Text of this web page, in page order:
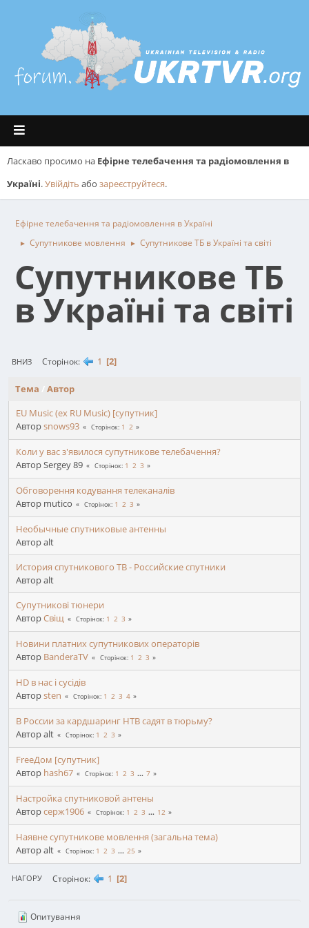
Ласкаво просимо на Ефірне телебачення та радіомовлення в
Україні.Увійдіть або зареєструйтеся.
Ефірне телебачення та радіомовлення в Україні
► Супутникове мовлення ► Супутникове ТБ в Україні та світі
Супутникове ТБ
в Україні та світі
ВНИЗ Сторінок 1 2
Тема
Автор
EU Music (ex RU Music) [супутник]
Авторsnows93 Сторінок 1 2
Коли у вас з'явилося супутникове телебачення?
Автор Sergey 89
Сторінок 1 2 3
Обговорення кодування телеканалів
Автор mutico
Сторінок 1 2 3
Необычные спутниковые антенны
Автор alt
История спутникового ТВ - Российские спутники
Автор alt
Супутникові тюнери
АвторСвіщ Сторінок 1 2 3
Новини платних супутникових операторів
Автор BanderaTV Сторінок 1 2 3
HD в нас і сусідів
Авторsten Сторінок 1 2 3 4
В России за кардшаринг НТВ садят в тюрьму?
Автор alt
Сторінок 1 2 3
FreeДом [супутник]
Автор hash67 Сторінок 1 2 3 ... 7
Настройка спутниковой антены
Авторсерж1906 Сторінок 1 2 3 ... 12
Наявне супутникове мовлення (загальна тема)
Автор alt
Сторінок 1 2 3 ... 25
НАГОРУ Сторінок 1 2
Опитування